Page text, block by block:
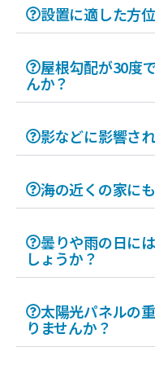
設置に適した方
屋根勾配が30度
んか？
影などに影響さ
海の近くの家に
曇りや雨の日に
しょうか？
太陽光パネルの
りませんか？